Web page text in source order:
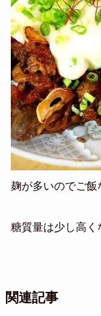
麹が多いのでご
糖質量は少し高く
関連記事